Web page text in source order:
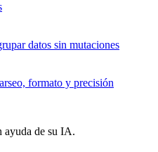
datos sin mutaciones
formato y precisión
ayuda de su IA.